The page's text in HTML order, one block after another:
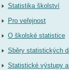
Statistika školství
Pro veřejnost
O školské statistice
Sběry statistických
Statistické výstupy